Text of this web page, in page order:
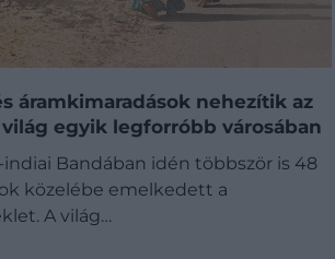
áramkimaradások nehezítik az
egyik legforróbb városában
indiai Bandában idén többször is 48
közelébe emelkedett a
A világ…